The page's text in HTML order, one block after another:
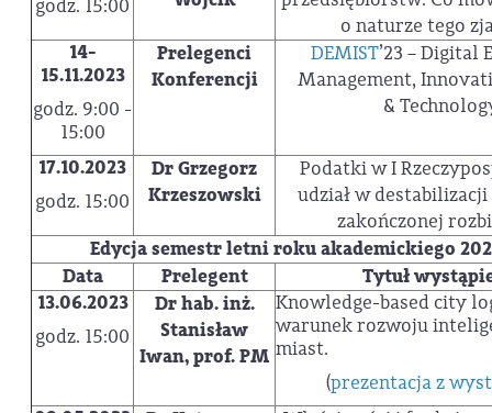
godz. 15:00
o naturze tego
14-
15.11.2023
godz. 9:00 -
15:00
Prelegenci
Konferencji
DEMIST’23 – Digital
Management,
&
17.10.2023
godz. 15:00
Dr Grzegorz
Krzeszowski
Podatki w I
udział w
zakończonej
Edycja semestr letni roku akademickiego
Data
Prelegent
Tytuł
13.06.2023
godz. 15:00
Dr hab. inż.
Stanisław
Iwan, prof. PM
Knowledge-based city
warunek rozwoju
miast.
(prezentacja z